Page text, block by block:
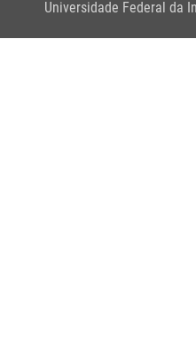
Universidade Federal da